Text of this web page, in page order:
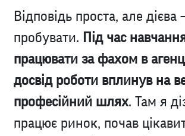
Відповідь проста, але дієва
пробувати. Під час
працювати за фахом в
досвід роботи вплинув на
професійний шлях. Там я
працює ринок, почав